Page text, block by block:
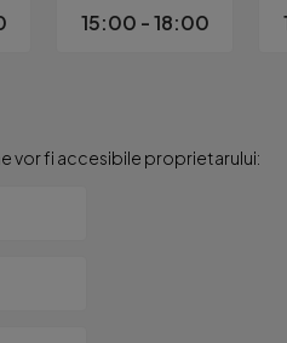
15:00 - 18:00
vor fi accesibile proprietarului: